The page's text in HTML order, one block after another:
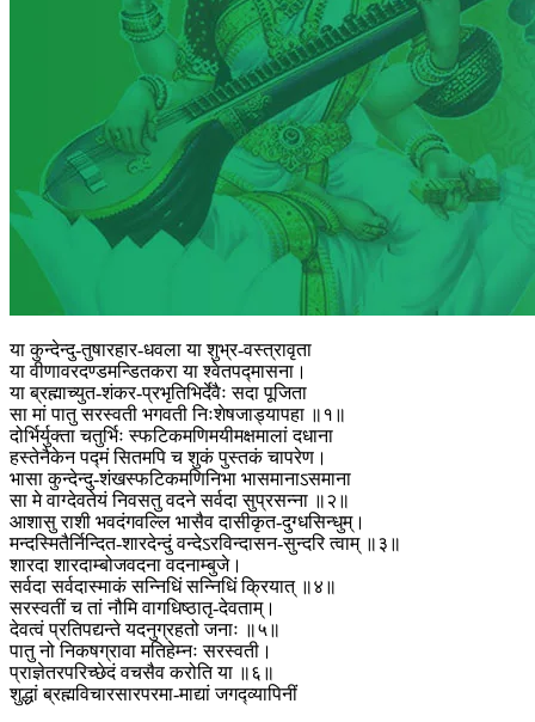
या कुन्देन्दु-तुषारहार-धवला या शुभ्र-वस्त्रावृता
या वीणावरदण्डमन्डितकरा या श्वेतपद्मासना।
या ब्रह्माच्युत-शंकर-प्रभृतिभिर्देवैः सदा पूजिता
सा मां पातु सरस्वती भगवती निःशेषजाड्यापहा ॥१॥
दोर्भिर्युक्ता चतुर्भिः स्फटिकमणिमयीमक्षमालां दधाना
हस्तेनैकेन पद्मं सितमपि च शुकं पुस्तकं चापरेण।
भासा कुन्देन्दु-शंखस्फटिकमणिनिभा भासमानाऽसमाना
सा मे वाग्देवतेयं निवसतु वदने सर्वदा सुप्रसन्ना ॥२॥
आशासु राशी भवदंगवल्लि भासैव दासीकृत-दुग्धसिन्धुम्।
मन्दस्मितैर्निन्दित-शारदेन्दुं वन्देऽरविन्दासन-सुन्दरि त्वाम् ॥३॥
शारदा शारदाम्बोजवदना वदनाम्बुजे।
सर्वदा सर्वदास्माकं सन्निधिं सन्निधिं क्रियात् ॥४॥
सरस्वतीं च तां नौमि वागधिष्ठातृ-देवताम्।
देवत्वं प्रतिपद्यन्ते यदनुग्रहतो जनाः ॥५॥
पातु नो निकषग्रावा मतिहेम्नः सरस्वती।
प्राज्ञेतरपरिच्छेदं वचसैव करोति या ॥६॥
शुद्धां ब्रह्मविचारसारपरमा-माद्यां जगद्व्यापिनीं